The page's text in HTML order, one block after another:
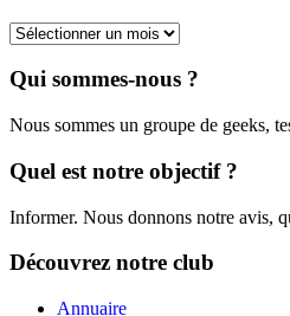
Archives
Qui sommes-nous ?
Nous sommes un groupe de geeks,
Quel est notre objectif ?
Informer. Nous donnons notre avis,
Découvrez notre club
Annuaire